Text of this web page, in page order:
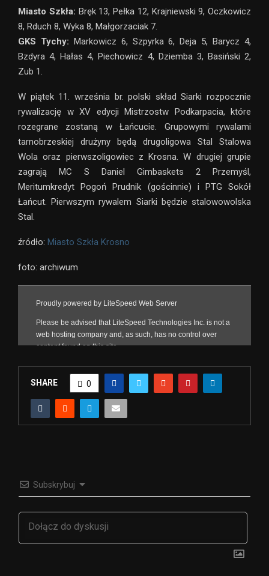
Miasto Szkła: Bręk 13, Pełka 12, Krajniewski 9, Oczkowicz
8, Rduch 8, Wyka 8, Małgorzaciak 7.
GKS Tychy: Markowicz 6, Szpyrka 6, Deja 5, Barycz 4,
Bzdyra 4, Hałas 4, Piechowicz 4, Dziemba 3, Basiński 2,
Zub 1.
W piątek 11. września br. polski skład Siarki rozpocznie
rywalizację w XV edycji Mistrzostw Podkarpacia, które
rozegrane zostaną w Łańcucie. Grupowymi rywalami
tarnobrzeskiej drużyny będą drugoligowa Stal Stalowa
Wola oraz pierwszoligowiec z Krosna. W drugiej grupie
zagrają MC S Daniel Gimbaskets 2 Przemyśl,
Meritumkredyt Pogoń Prudnik (gościnnie) i PTG Sokół
Łańcut. Pierwszym rywalem Siarki będzie stalowowolska
Stal.
źródło: Miasto Szkła Krosno
foto: archiwum
SHARE 0
Subskrybuj